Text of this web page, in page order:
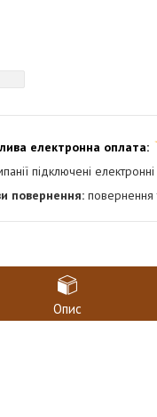
підключені
повернення
Опис